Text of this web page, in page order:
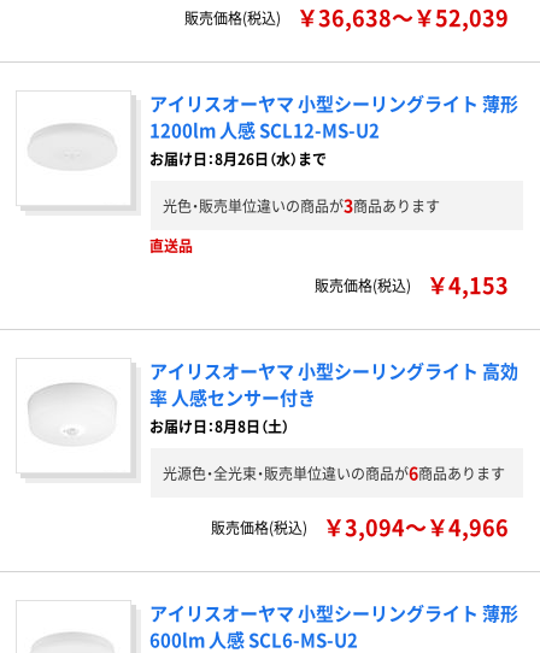
販売価格(税込) ￥36,638～￥52,039
アイリスオーヤマ 小型シーリングライト 薄形
1200lm 人感 SCL12-MS-U2
お届け日：8月26日（水）まで
光色・販売単位違いの商品が3商品あります
直送品
販売価格(税込)
￥4,153
アイリスオーヤマ 小型シーリングライト 高効
率 人感センサー付き
お届け日：8月8日（土）
光源色・全光束・販売単位違いの商品が6商品あります
販売価格(税込) ￥3,094～￥4,966
アイリスオーヤマ 小型シーリングライト 薄形
600lm 人感 SCL6-MS-U2